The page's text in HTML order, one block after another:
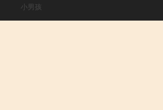
小男孩